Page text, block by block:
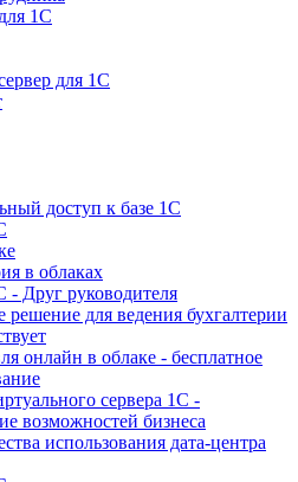
1С
для 1С
доступ к базе 1С
в облаках
- Друг руководителя
решение для ведения бухгалтерии
онлайн в облаке - бесплатное
сервера 1С -
возможностей бизнеса
использования дата-центра